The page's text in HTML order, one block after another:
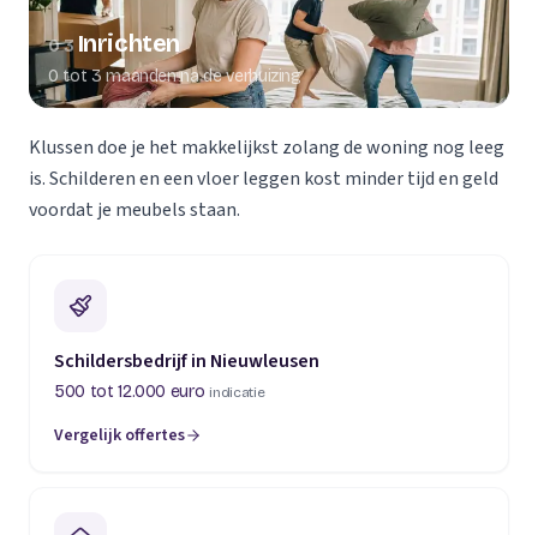
03 Inrichten
0 tot 3 maanden na de verhuizing
Klussen doe je het makkelijkst zolang de woning nog leeg
is. Schilderen en een vloer leggen kost minder tijd en geld
voordat je meubels staan.
Schildersbedrijf in Nieuwleusen
500 tot 12.000 euro indicatie
Vergelijk offertes